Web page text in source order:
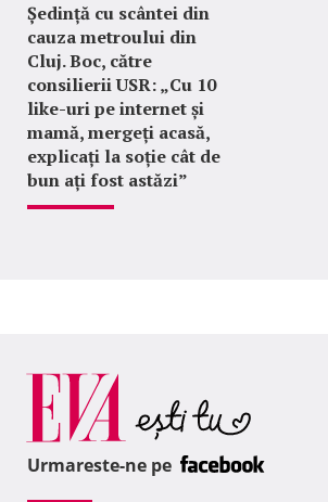
Ședință cu scântei din
cauza metroului din
Cluj. Boc, către
consilierii USR: „Cu 10
like-uri pe internet și
mamă, mergeți acasă,
explicați la soție cât de
bun ați fost astăzi”
Urmareste-ne pe